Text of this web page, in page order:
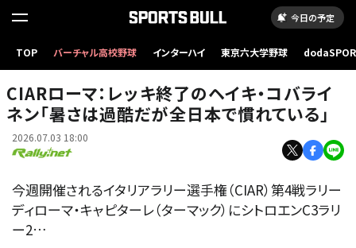
今日の予定
TOP バーチャル高校野球 インターハイ 東京六大学野球
CIARローマ：レッキ終了のヘイキ・コバライ
ネン「暑さは過酷だが全日本で慣れている」
2026.07.03 18:00
今週開催されるイタリアラリー選手権（CIAR）第4戦ラリー
ディローマ・キャピターレ（ターマック）にシトロエンC3ラリ
ー2…